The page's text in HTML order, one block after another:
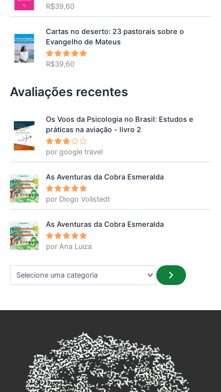
Avaliação
R$39,60
Cartas no deserto: 23 pastorais sobre o
Evangelho de Mateus
Avaliação
R$39,60
Avaliações recentes
Os Voos da Psicologia no Brasil: Estudos e
práticas na aviação - livro 2
Avalia
ção3
por google travel
As Aventuras da Cobra Esmeralda
Avaliação
5
por Diogo Vollstedt
As Aventuras da Cobra Esmeralda
Avaliação
5
por Ana Luiza